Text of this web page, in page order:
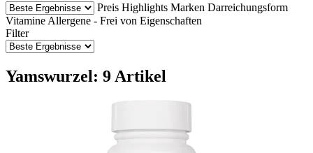
Preis Highlights Marken Darreichungsform
Vitamine Allergene - Frei von Eigenschaften
Filter
Yamswurzel: 9 Artikel